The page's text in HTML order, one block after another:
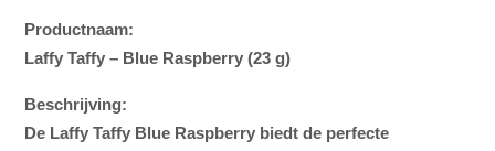
Productnaam:
Laffy Taffy – Blue Raspberry (23 g)
Beschrijving:
De Laffy Taffy Blue Raspberry biedt de perfecte